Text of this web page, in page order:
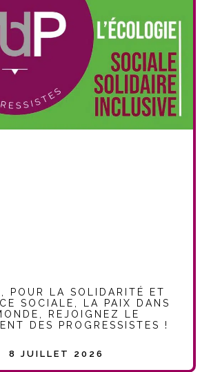
POUR LA SOLIDARITÉ ET
SOCIALE, LA PAIX DANS
REJOIGNEZ LE
DES PROGRESSISTES !
8 JUILLET 2026